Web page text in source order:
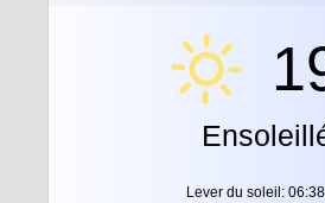
Lever du soleil: 06:38